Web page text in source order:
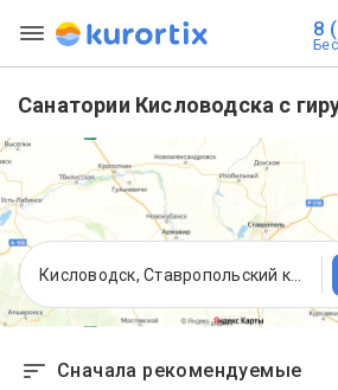
8
Санатории Кисловодска с
Сначала рекомендуемые